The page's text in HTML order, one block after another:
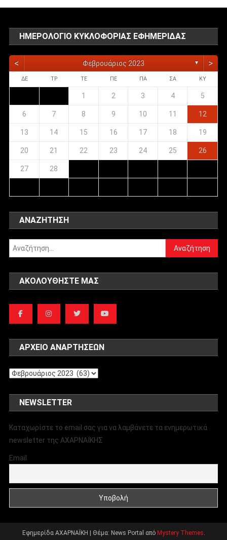
ΗΜΕΡΟΛΌΓΙΟ ΚΥΚΛΟΦΟΡΊΑΣ ΕΦΗΜΕΡΊΔΑΣ
< Φεβρουάριος 2023 ▼ >
ΔΕ ΤΡ ΤΕ ΠΕ ΠΑ ΣΑ ΚΥ
1 2 3 4 5
6 7 8 9 10 11 12
13 14 15 16 17 18 19
20 21 22 23 24 25 26
27 28
ΑΝΑΖΉΤΗΣΗ
Αναζήτηση
για:
ΑΚΟΛΟΥΘΉΣΤΕ ΜΑΣ
ΑΡΧΕΊΟ ΑΝΑΡΤΉΣΕΩΝ
Αρχείο
NEWSLETTER
Καταχωρίστε το email σας για να λαμβάνετε τα ενημερωτικά
newsletter της ΑΧΑΡΝΑΪΚΗΣ
Email
Εφημερίδα ΑΧΑΡΝΑΪΚΗ | Θέμα: News Portal από Mystery Themes